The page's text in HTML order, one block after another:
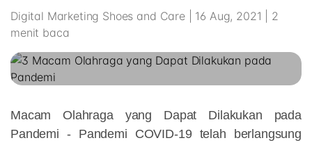
Digital Marketing Shoes and Care | 16 Aug, 2021 | 2
menit baca
Macam Olahraga yang Dapat Dilakukan pada
Pandemi - Pandemi COVID-19 telah berlangsung